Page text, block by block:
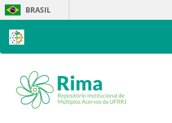
Skip
navigation
BRASIL